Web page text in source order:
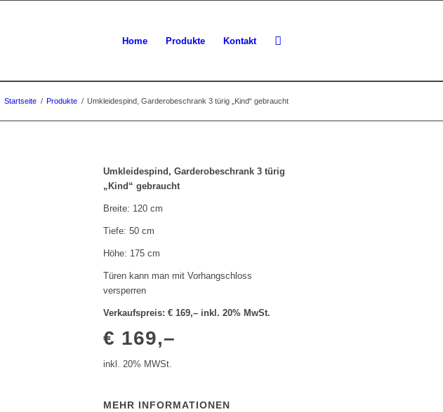
Home Produkte Kontakt
Startseite / Produkte / Umkleidespind, Garderobeschrank 3 türig „Kind“ gebraucht
Umkleidespind, Garderobeschrank 3 türig
„Kind“ gebraucht
Breite: 120 cm
Tiefe: 50 cm
Höhe: 175 cm
Türen kann man mit Vorhangschloss
versperren
Verkaufspreis: € 169,– inkl. 20% MwSt.
€ 169,–
inkl. 20% MWSt.
MEHR INFORMATIONEN